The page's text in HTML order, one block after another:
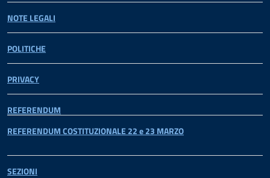
NOTE LEGALI
POLITICHE
PRIVACY
REFERENDUM
REFERENDUM COSTITUZIONALE 22 e 23 MARZO
SEZIONI